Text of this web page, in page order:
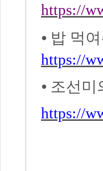
https://
⦁ 밥 먹
https://
⦁ 조선미
https://